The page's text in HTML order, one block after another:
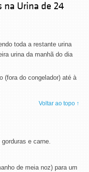
Urina de 24
toda a restante urina
urina da manhã do dia
(fora do congelador) até à
Voltar ao topo ↑
e carne.
de meia noz) para um